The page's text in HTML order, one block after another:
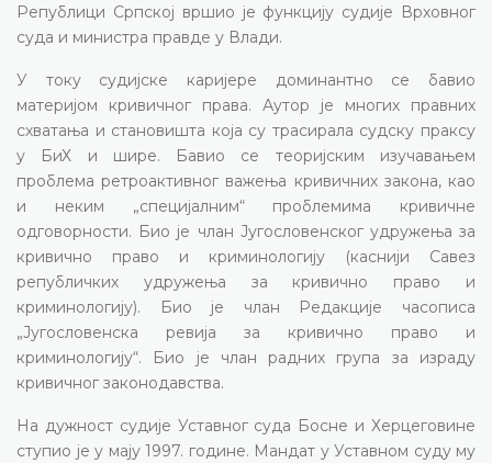
Републици Српској вршио је функцију судије Врховног
суда и министра правде у Влади.
У току судијске каријере доминантно се бавио
материјом кривичног права. Аутор је многих правних
схватања и становишта која су трасирала судску праксу
у БиХ и шире. Бавио се теоријским изучавањем
проблема ретроактивног важења кривичних закона, као
и неким „специјалним“ проблемима кривичне
одговорности. Био је члан Југословенског удружења за
кривично право и криминологију (каснији Савез
републичких удружења за кривично право и
криминологију). Био је члан Редакције часописа
„Југословенска ревија за кривично право и
криминологију“. Био је члан радних група за израду
кривичног законодавства.
На дужност судије Уставног суда Босне и Херцеговине
ступио је у мају 1997. године. Мандат у Уставном суду му